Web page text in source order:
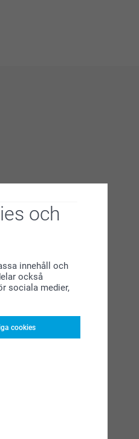
och
innehåll och
också
sociala medier,
cookies